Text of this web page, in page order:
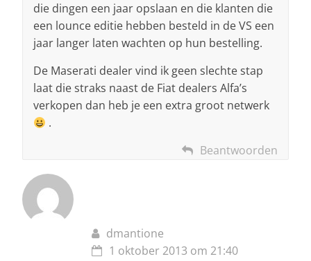
die dingen een jaar opslaan en die klanten die
een lounce editie hebben besteld in de VS een
jaar langer laten wachten op hun bestelling.
De Maserati dealer vind ik geen slechte stap
laat die straks naast de Fiat dealers Alfa’s
verkopen dan heb je een extra groot netwerk
.
Beantwoorden
dmantione
1 oktober 2013 om 21:40